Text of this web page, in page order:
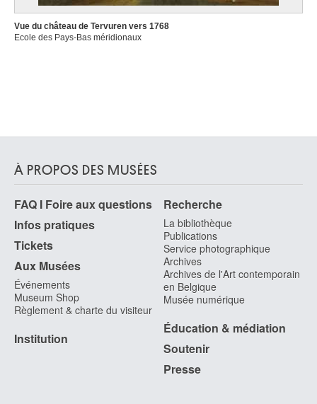
Vue du château de Tervuren vers 1768
Ecole des Pays-Bas méridionaux
À PROPOS DES MUSÉES
FAQ I Foire aux questions
Infos pratiques
Tickets
Aux Musées
Événements
Museum Shop
Règlement & charte du visiteur
Institution
Recherche
La bibliothèque
Publications
Service photographique
Archives
Archives de l'Art contemporain
en Belgique
Musée numérique
Éducation & médiation
Soutenir
Presse